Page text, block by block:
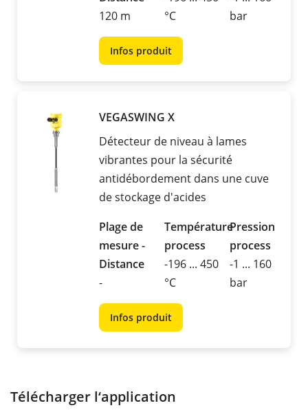
120 m
°C
bar
Infos produit
VEGASWING X
Détecteur de niveau à lames
vibrantes pour la sécurité
antidébordement dans une cuve
de stockage d'acides
Plage de
mesure -
Distance
-
Température
process
-196 ... 450
°C
Pression
process
-1 ... 160
bar
Infos produit
Télécharger l‘application